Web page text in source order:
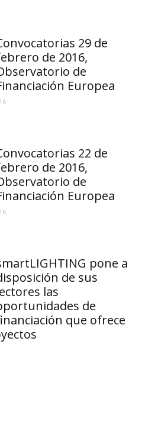
29 de
de 2016,
de
Europea
22 de
de 2016,
de
Europea
pone a
de sus
las
de
que ofrece